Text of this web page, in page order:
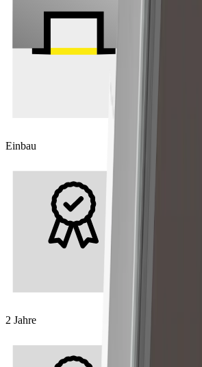
Einbau
2 Jahre